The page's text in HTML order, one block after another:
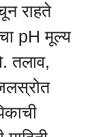
राहते
pH मूल्य
तलाव,